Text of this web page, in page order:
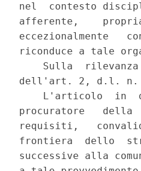
nel  contesto
afferente,
eccezionalmente
riconduce a tale
Sulla
dell'art. 2, d.l. n.
L'articolo  in
procuratore
requisiti,
frontiera  dello
successive alla